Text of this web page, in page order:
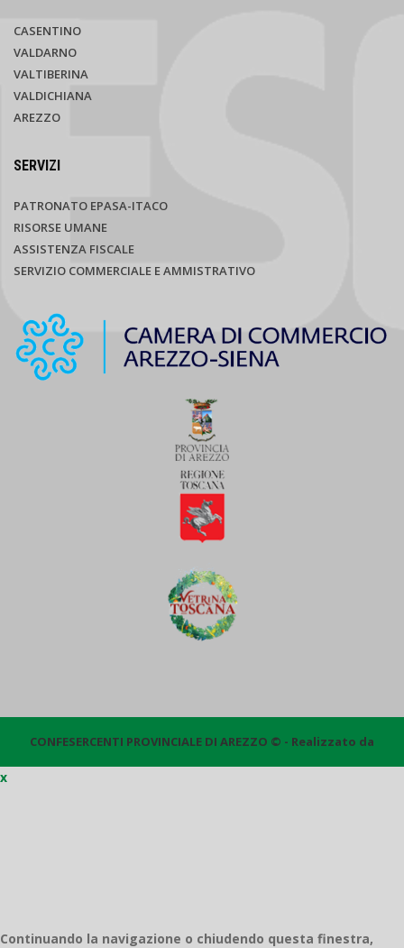
CASENTINO
VALDARNO
VALTIBERINA
VALDICHIANA
AREZZO
SERVIZI
PATRONATO EPASA-ITACO
RISORSE UMANE
ASSISTENZA FISCALE
SERVIZIO COMMERCIALE E AMMISTRATIVO
CONFESERCENTI PROVINCIALE DI AREZZO © - Realizzato da
x
Continuando la navigazione o chiudendo questa finestra,